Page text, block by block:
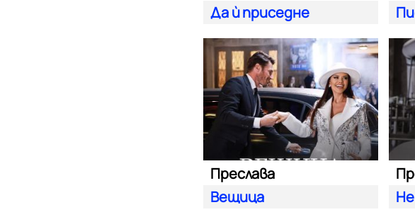
Да ѝ приседне
Преслава
Вещица